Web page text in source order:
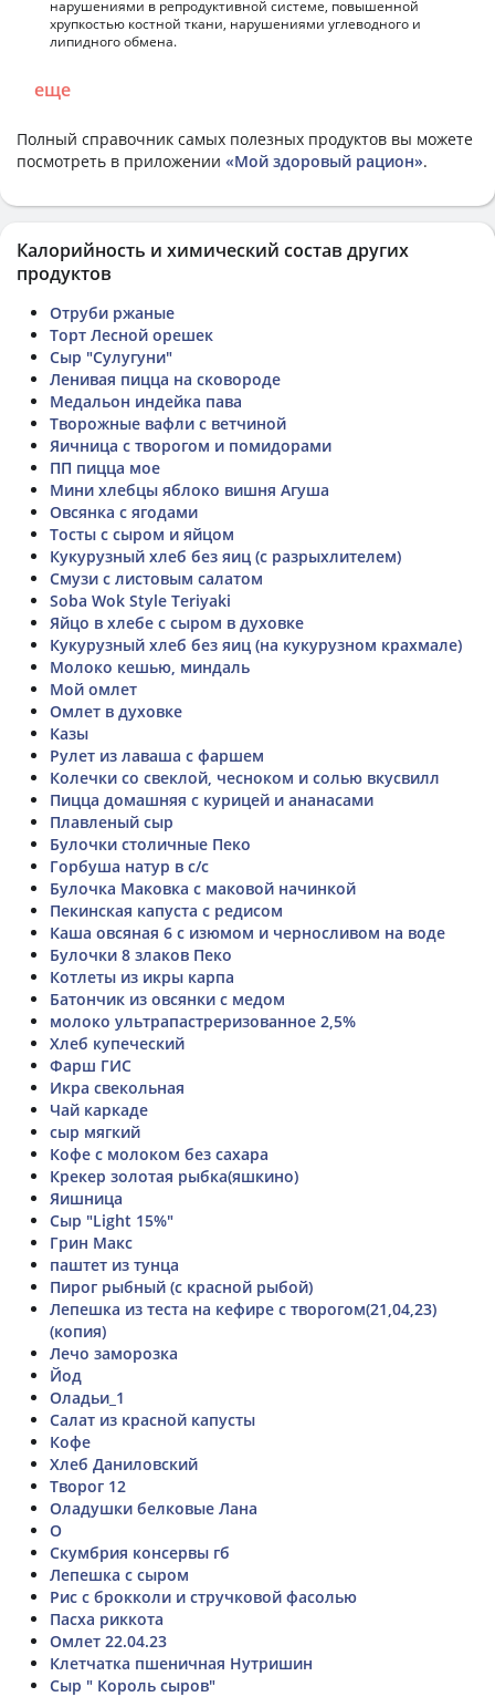
нарушениями в репродуктивной системе, повышенной
хрупкостью костной ткани, нарушениями углеводного и
липидного обмена.
еще
Полный справочник самых полезных продуктов вы можете
посмотреть в приложении «Мой здоровый рацион».
Калорийность и химический состав других
продуктов
Отруби ржаные
Торт Лесной орешек
Сыр "Сулугуни"
Ленивая пицца на сковороде
Медальон индейка пава
Творожные вафли с ветчиной
Яичница с творогом и помидорами
ПП пицца мое
Мини хлебцы яблоко вишня Агуша
Овсянка с ягодами
Тосты с сыром и яйцом
Кукурузный хлеб без яиц (с разрыхлителем)
Смузи с листовым салатом
Soba Wok Style Teriyaki
Яйцо в хлебе с сыром в духовке
Кукурузный хлеб без яиц (на кукурузном крахмале)
Молоко кешью, миндаль
Мой омлет
Омлет в духовке
Казы
Рулет из лаваша с фаршем
Колечки со свеклой, чесноком и солью вкусвилл
Пицца домашняя с курицей и ананасами
Плавленый сыр
Булочки столичные Пеко
Горбуша натур в с/с
Булочка Маковка с маковой начинкой
Пекинская капуста с редисом
Каша овсяная 6 с изюмом и черносливом на воде
Булочки 8 злаков Пеко
Котлеты из икры карпа
Батончик из овсянки с медом
молоко ультрапастреризованное 2,5%
Хлеб купеческий
Фарш ГИС
Икра свекольная
Чай каркаде
сыр мягкий
Кофе с молоком без сахара
Крекер золотая рыбка(яшкино)
Яишница
Сыр "Light 15%"
Грин Макс
паштет из тунца
Пирог рыбный (с красной рыбой)
Лепешка из теста на кефире с творогом(21,04,23)
(копия)
Лечо заморозка
Йод
Оладьи_1
Салат из красной капусты
Кофе
Хлеб Даниловский
Творог 12
Оладушки белковые Лана
О
Скумбрия консервы гб
Лепешка с сыром
Рис с брокколи и стручковой фасолью
Пасха риккота
Омлет 22.04.23
Клетчатка пшеничная Нутришин
Сыр " Король сыров"